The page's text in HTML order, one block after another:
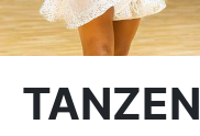
TANZEN